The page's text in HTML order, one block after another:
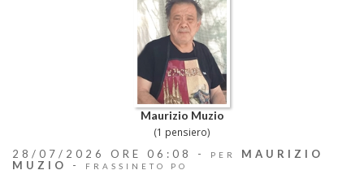
Maurizio Muzio
(1 pensiero)
28/07/2026 ORE 06:08 - PER
MAURIZIO
MUZIO
- FRASSINETO PO